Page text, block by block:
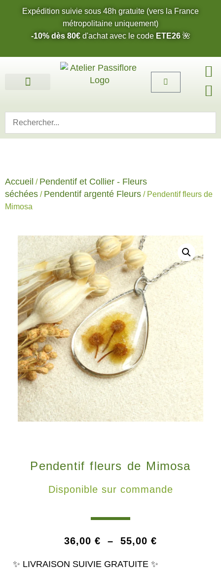
Expédition suivie sous 48h gratuite (vers la France
métropolitaine uniquement)
-10% dès 80€d'achat avec le code ETE26🌺
Accueil / Pendentif et Collier - Fleurs
séchées / Pendentif argenté Fleurs / Pendentif fleurs de
Mimosa
Pendentif fleurs de Mimosa
Disponible sur commande
36,00 € – 55,00 €
✨ LIVRAISON SUIVIE GRATUITE ✨